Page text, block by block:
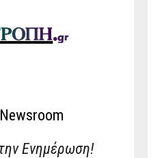
Ενημέρωση!